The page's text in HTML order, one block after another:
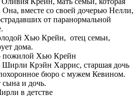
Она, вместе со своей дочерью Нелли,
от паранормальной
Хью Крейн, отец семьи,
дома.
Хью Крейн
Крэйн Харрис, старшая дочь
бюро с мужем Кевином.
и дочь.
в детстве